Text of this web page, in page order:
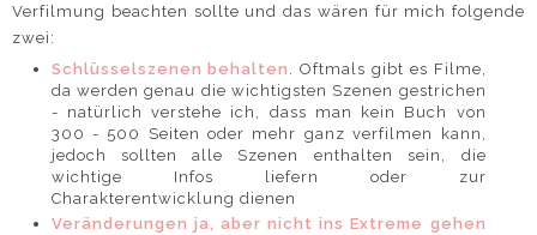
Verfilmung beachten sollte und das wären für mich folgende
zwei:
Schlüsselszenen behalten . Oftmals gibt es Filme,
da werden genau die wichtigsten Szenen gestrichen
- natürlich verstehe ich, dass man kein Buch von
300 - 500 Seiten oder mehr ganz verfilmen kann,
jedoch sollten alle Szenen enthalten sein, die
wichtige Infos liefern oder zur
Charakterentwicklung dienen
Veränderungen ja, aber nicht ins Extreme gehen